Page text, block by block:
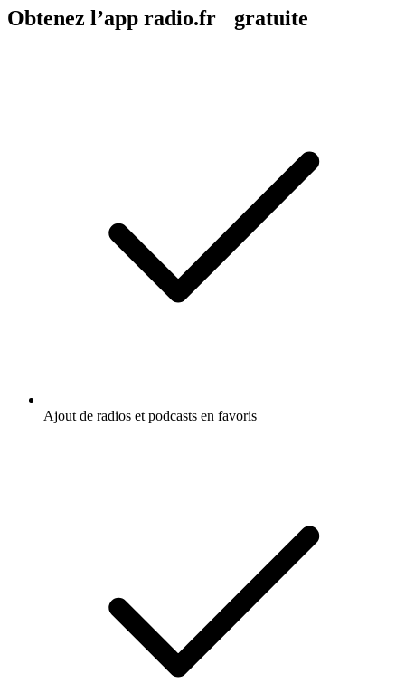
Obtenez l’app radio.fr gratuite
Ajout de radios et podcasts en favoris